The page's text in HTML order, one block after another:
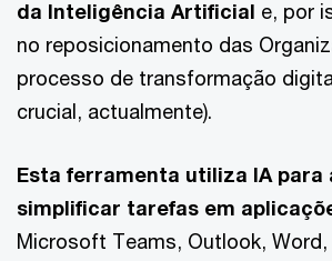
da Inteligência Artificial e, por
no reposicionamento das
processo de transformação
crucial, actualmente).
Esta ferramenta utiliza IA
simplificar tarefas em
Microsoft Teams, Outlook, Word,